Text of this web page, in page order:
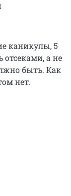
каникулы, 5
отсеками, а не
быть. Как
нет.